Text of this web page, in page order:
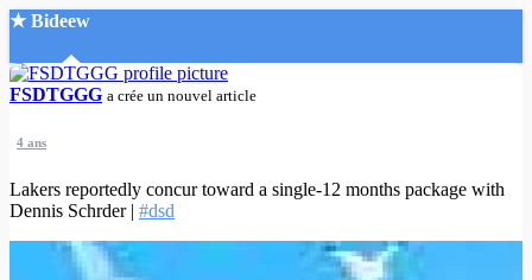
★ Bideew
Accueil
Recherche Avancée
FSDTGGG a crée un nouvel article
4 ans
Lakers reportedly concur toward a single-12 months package with
Dennis Schrder | #dsd